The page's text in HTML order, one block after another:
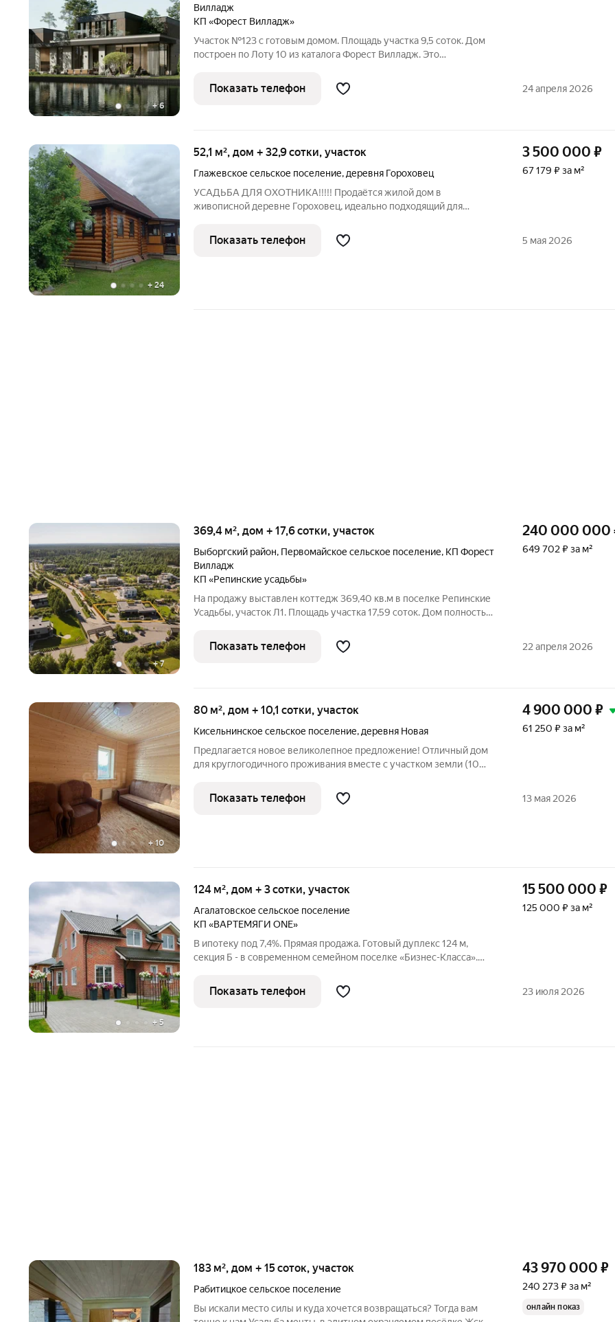
+6
Вилладж
КП «Форест Вилладж»
Участок №123 с готовым домом. Площадь участка 9,5 соток. Дом
построен по Лоту 10 из каталога Форест Вилладж. Это
спроектированный специально для второй очереди. Стоимость
лота 10 на примере резиденции 123
Показать телефон 24 апреля 2026
+ 24
52,1 м², дом + 32,9 сотки, участок
Глажевское сельское поселение, деревня Гороховец
УСАДЬБА ДЛЯ ОХОТНИКА!!!!! Продаётся жилой дом в
живописной деревне Гороховец, идеально подходящий для
природы! Расположение: деревня расположена всего в 40
километрах от города Кириши.
3 500 000 ₽
67 179 ₽ за м²
Показать телефон 5 мая 2026
+7
369,4 м², дом + 17,6 сотки, участок
Выборгский район, Первомайское сельское поселение, КП Форест
Вилладж
КП «Репинские усадьбы»
На продажу выставлен коттедж 369,40 кв.м в поселке Репинские
Усадьбы, участок Л1. Площадь участка 17,59 соток. Дом полностью
мастер-спальня с собственной террасой и гардеробной, кабинет,
240 000 000
649 702 ₽ за м²
Показать телефон 22 апреля 2026
+10
80 м², дом + 10,1 сотки, участок
Кисельнинское сельское поселение, деревня Новая
Предлагается новое великолепное предложение! Отличный дом
для круглогодичного проживания вместе с участком земли (10
потолок 150).Это идеальное место для тех, кто ищет уют и
комфорт,
4 900 000 ₽
61 250 ₽ за м²
Показать телефон 13 мая 2026
+ 5
124 м², дом + 3 сотки, участок
Агалатовское сельское поселение
КП «ВАРТЕМЯГИ ONE»
В ипотеку под 7,4%. Прямая продажа. Готовый дуплекс 124 м,
секция Б - в современном семейном поселке «Бизнес-Класса».
архитектурный стиль Единый стиль фасадов, дорог, тротуаров,
освещения и придомовых
15 500 000 ₽
125 000 ₽ за м²
Показать телефон 23 июля 2026
183 м², дом + 15 соток, участок
Рабитицкое сельское поселение
Bы искали место силы и куда хочется возвращаться? Тогда вам
43 970 000 ₽
240 273 ₽ за м²
онлайн показ